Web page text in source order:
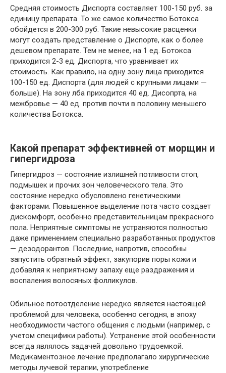
Средняя стоимость Диспорта составляет 100-150 руб. за
единицу препарата. То же самое количество Ботокса
обойдется в 200-300 руб. Такие невысокие расценки
могут создать представление о Диспорте, как о более
дешевом препарате. Тем не менее, на 1 ед. Ботокса
приходится 2-3 ед. Диспорта, что уравнивает их
стоимость. Как правило, на одну зону лица приходится
100-150 ед. Диспорта (для людей с крупными лицами —
больше). На зону лба приходится 40 ед. Дисопрта, на
межбровье — 40 ед. против почти в половину меньшего
количества Ботокса.
Какой препарат эффективней от морщин и
гипергидроза
Гипергидроз — состояние излишней потливости стоп,
подмышек и прочих зон человеческого тела. Это
состояние нередко обусловлено генетическими
факторами. Повышенное выделение пота часто создает
дискомфорт, особенно представительницам прекрасного
пола. Неприятные симптомы не устраняются полностью
даже применением специально разработанных продуктов
— дезодорантов. Последние, напротив, способны
запустить обратный эффект, закупорив поры кожи и
добавляя к неприятному запаху еще раздражения и
воспаления волосяных фолликулов.
Обильное потоотделение нередко является настоящей
проблемой для человека, особенно сегодня, в эпоху
необходимости частого общения с людьми (например, с
учетом специфики работы). Устранение этой особенности
всегда являлось задачей довольно трудоемкой.
Медикаментозное лечение предполагало хирургические
методы лучевой терапии, употребление